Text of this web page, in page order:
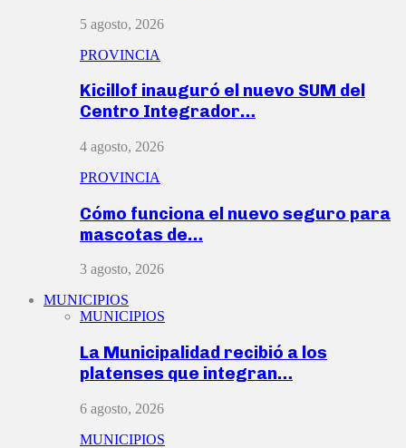
5 agosto, 2026
PROVINCIA
Kicillof inauguró el nuevo SUM del
Centro Integrador…
4 agosto, 2026
PROVINCIA
Cómo funciona el nuevo seguro para
mascotas de…
3 agosto, 2026
MUNICIPIOS
MUNICIPIOS
La Municipalidad recibió a los
platenses que integran…
6 agosto, 2026
MUNICIPIOS